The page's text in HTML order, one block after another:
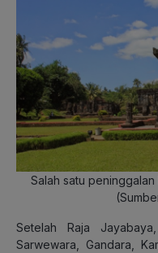
Salah satu
Setelah Raja
Sarwewara, Gandara,